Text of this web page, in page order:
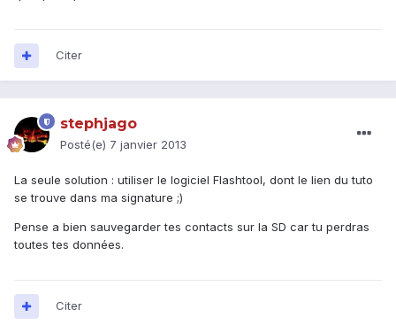
Citer
stephjago
Posté(e) 7 janvier 2013
La seule solution : utiliser le logiciel Flashtool, dont le lien du tuto
se trouve dans ma signature ;)
Pense a bien sauvegarder tes contacts sur la SD car tu perdras
toutes tes données.
Citer